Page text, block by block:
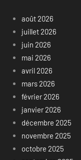
août 2026
juillet 2026
juin 2026
mai 2026
avril 2026
mars 2026
février 2026
janvier 2026
décembre 2025
novembre 2025
octobre 2025